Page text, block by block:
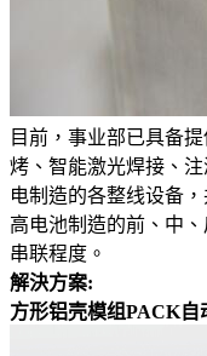
目前，事业部已具备
烤、智能激光焊接、
电制造的各整线设备
高电池制造的前、中
串联程度。
解決方案:
方形铝壳模组PACK自